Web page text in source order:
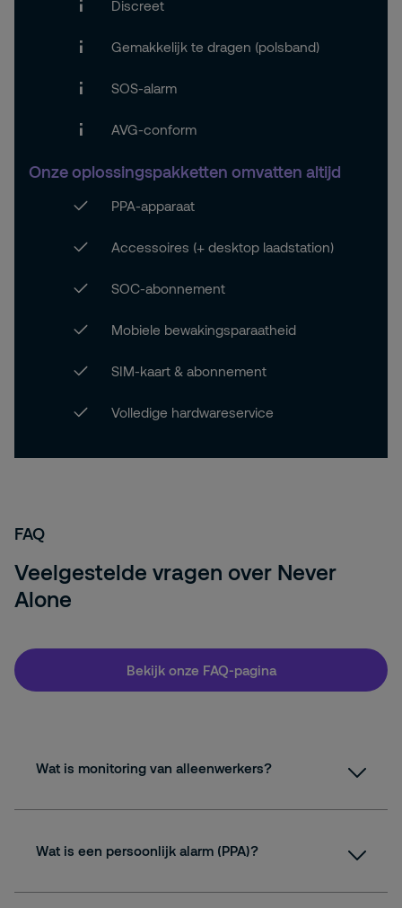
Discreet
Gemakkelijk te dragen (polsband)
SOS-alarm
AVG-conform
Onzeoplossingspakketten omvatten altijd
PPA-apparaat​
Accessoires (+ desktop laadstation)​
SOC-abonnement​
Mobiele bewakingsparaatheid ​
SIM-kaart & abonnement​
Volledige hardwareservice
FAQ
Veelgestelde vragen over Never
Alone
Bekijk onze FAQ-pagina
Wat is monitoring van alleenwerkers?
Wat is een persoonlijk alarm (PPA)?